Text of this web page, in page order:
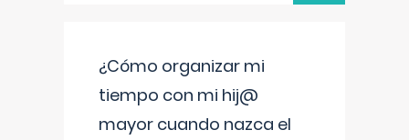
¿Cómo organizar mi
tiempo con mi hij@
mayor cuando nazca el